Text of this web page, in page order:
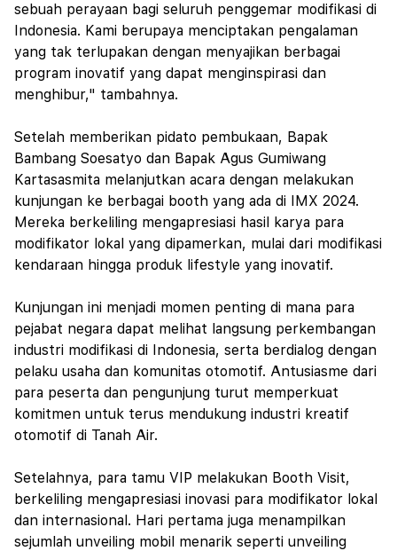
sebuah perayaan bagi seluruh penggemar modifikasi di
Indonesia. Kami berupaya menciptakan pengalaman
yang tak terlupakan dengan menyajikan berbagai
program inovatif yang dapat menginspirasi dan
menghibur," tambahnya.
Setelah memberikan pidato pembukaan, Bapak
Bambang Soesatyo dan Bapak Agus Gumiwang
Kartasasmita melanjutkan acara dengan melakukan
kunjungan ke berbagai booth yang ada di IMX 2024.
Mereka berkeliling mengapresiasi hasil karya para
modifikator lokal yang dipamerkan, mulai dari modifikasi
kendaraan hingga produk lifestyle yang inovatif.
Kunjungan ini menjadi momen penting di mana para
pejabat negara dapat melihat langsung perkembangan
industri modifikasi di Indonesia, serta berdialog dengan
pelaku usaha dan komunitas otomotif. Antusiasme dari
para peserta dan pengunjung turut memperkuat
komitmen untuk terus mendukung industri kreatif
otomotif di Tanah Air.
Setelahnya, para tamu VIP melakukan Booth Visit,
berkeliling mengapresiasi inovasi para modifikator lokal
dan internasional. Hari pertama juga menampilkan
sejumlah unveiling mobil menarik seperti unveiling